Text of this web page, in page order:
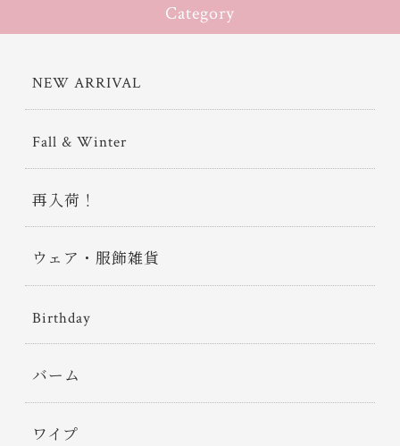
Category
NEW ARRIVAL
Fall & Winter
再入荷！
ウェア・服飾雑貨
Birthday
バーム
ワイプ